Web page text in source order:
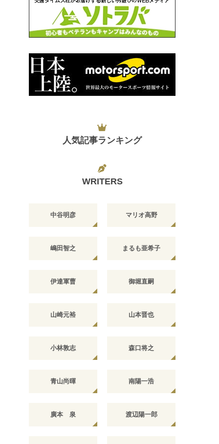
人気記事ランキング
WRITERS
中谷明彦 マリオ高野
嶋田智之 まるも亜希子
伊達軍曹 御堀直嗣
山崎元裕 山本晋也
小林敦志 森口将之
青山尚暉 南陽一浩
廣本 泉 渡辺陽一郎